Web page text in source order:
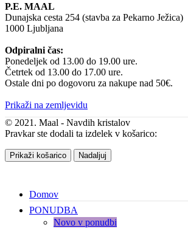
P.E. MAAL
Dunajska cesta 254 (stavba za Pekarno Ježica)
1000 Ljubljana
Odpiralni čas:
Ponedeljek od 13.00 do 19.00 ure.
Četrtek od 13.00 do 17.00 ure.
Ostale dni po dogovoru za nakupe nad 50€.
Prikaži na zemljevidu
© 2021. Maal - Navdih kristalov
Pravkar ste dodali ta izdelek v košarico:
Prikaži košarico Nadaljuj
Domov
PONUDBA
Novo v ponudbi